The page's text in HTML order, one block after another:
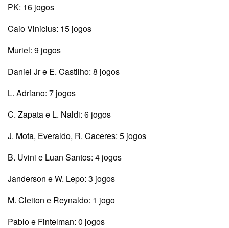
PK: 16 jogos
Caio Vinicius: 15 jogos
Muriel: 9 jogos
Daniel Jr e E. Castilho: 8 jogos
L. Adriano: 7 jogos
C. Zapata e L. Naldi: 6 jogos
J. Mota, Everaldo, R. Caceres: 5 jogos
B. Uvini e Luan Santos: 4 jogos
Janderson e W. Lepo: 3 jogos
M. Cleiton e Reynaldo: 1 jogo
Pablo e Fintelman: 0 jogos